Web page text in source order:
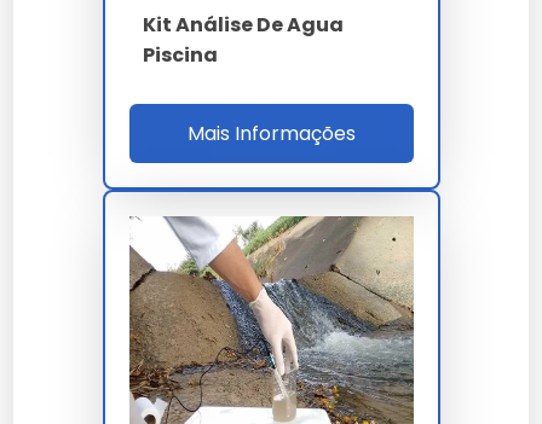
pH
Cloro residual
0.2 a 5.0 mg/L
Coliformes totais
ausente em 100 mL
Metais pesados
ICP-OES em µg/L
Coleta
NBR ISO 5667 -
cadeia 2 a 8 ºC
Acreditação
ISO 17025 Inmetro
CGCRE
Kit Análise De Agua
Piscina
Mais Informações